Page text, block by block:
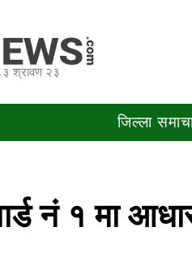
श्रावण २३
जिल्ला
नं १ मा